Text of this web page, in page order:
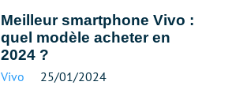
Meilleur smartphone Vivo :
quel modèle acheter en
2024 ?
Vivo 25/01/2024